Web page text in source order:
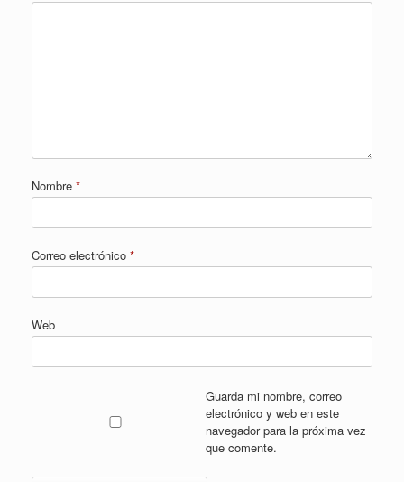
Nombre *
Correo electrónico *
Web
Guarda mi nombre, correo
electrónico y web en este
navegador para la próxima vez
que comente.